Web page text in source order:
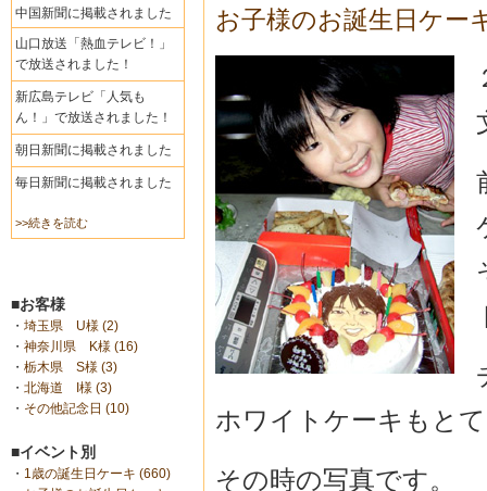
中国新聞に掲載されました
山口放送「熱血テレビ！」
で放送されました！
新広島テレビ「人気も
ん！」で放送されました！
朝日新聞に掲載されました
毎日新聞に掲載されました
>>続きを読む
■お客様
・ 埼玉県 U様 (2)
・ 神奈川県 K様 (16)
・ 栃木県 S様 (3)
・ 北海道 I様 (3)
・ その他記念日 (10)
■イベント別
・ 1歳の誕生日ケーキ (660)
お子様のお誕生日ケー
ホワイトケーキもと
その時の写真です。